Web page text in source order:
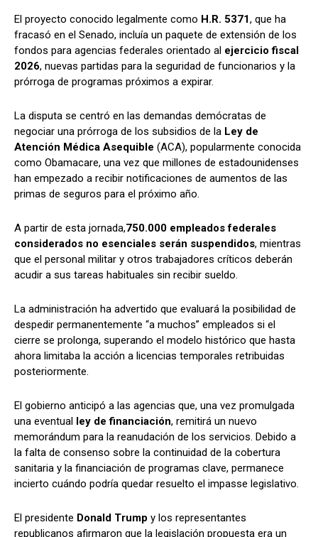
El proyecto conocido legalmente como H.R. 5371, que ha
fracasó en el Senado, incluía un paquete de extensión de los
fondos para agencias federales orientado al ejercicio fiscal
2026, nuevas partidas para la seguridad de funcionarios y la
prórroga de programas próximos a expirar.
La disputa se centró en las demandas demócratas de
negociar una prórroga de los subsidios de la Ley de
Atención Médica Asequible (ACA), popularmente conocida
como Obamacare, una vez que millones de estadounidenses
han empezado a recibir notificaciones de aumentos de las
primas de seguros para el próximo año.
A partir de esta jornada,750.000 empleados federales
considerados no esenciales serán suspendidos, mientras
que el personal militar y otros trabajadores críticos deberán
acudir a sus tareas habituales sin recibir sueldo.
La administración ha advertido que evaluará la posibilidad de
despedir permanentemente “a muchos” empleados si el
cierre se prolonga, superando el modelo histórico que hasta
ahora limitaba la acción a licencias temporales retribuidas
posteriormente.
El gobierno anticipó a las agencias que, una vez promulgada
una eventual ley de financiación, remitirá un nuevo
memorándum para la reanudación de los servicios. Debido a
la falta de consenso sobre la continuidad de la cobertura
sanitaria y la financiación de programas clave, permanece
incierto cuándo podría quedar resuelto el impasse legislativo.
El presidente Donald Trump y los representantes
republicanos afirmaron que la legislación propuesta era un